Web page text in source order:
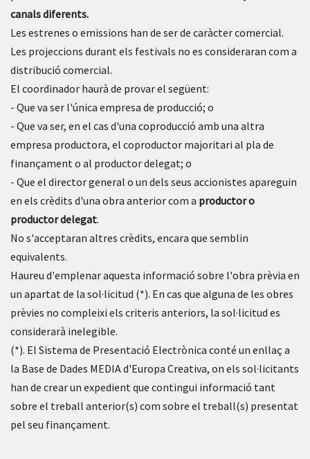
canals diferents.
Les estrenes o emissions han de ser de caràcter comercial.
Les projeccions durant els festivals no es consideraran com a
distribució comercial.
El coordinador haurà de provar el següent:
- Que va ser l'única empresa de producció; o
- Que va ser, en el cas d'una coproducció amb una altra
empresa productora, el coproductor majoritari al pla de
finançament o al productor delegat; o
- Que el director general o un dels seus accionistes apareguin
en els crèdits d'una obra anterior com a productor o
productor delegat.
No s'acceptaran altres crèdits, encara que semblin
equivalents.
Haureu d'emplenar aquesta informació sobre l'obra prèvia en
un apartat de la sol·licitud (*). En cas que alguna de les obres
prèvies no compleixi els criteris anteriors, la sol·licitud es
considerarà inelegible.
(*). El Sistema de Presentació Electrònica conté un enllaç a
la Base de Dades MEDIA d'Europa Creativa, on els sol·licitants
han de crear un expedient que contingui informació tant
sobre el treball anterior(s) com sobre el treball(s) presentat
pel seu finançament.